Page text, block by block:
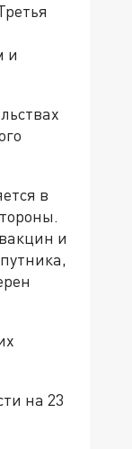
и
в
и
на 23